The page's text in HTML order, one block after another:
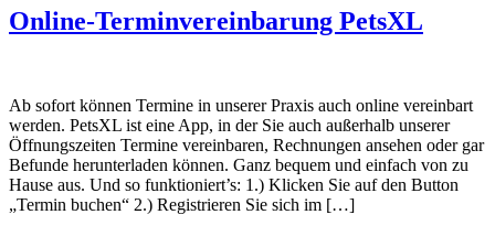
Online-Terminvereinbarung PetsXL
Ab sofort können Termine in unserer Praxis auch online vereinbart
werden. PetsXL ist eine App, in der Sie auch außerhalb unserer
Öffnungszeiten Termine vereinbaren, Rechnungen ansehen oder gar
Befunde herunterladen können. Ganz bequem und einfach von zu
Hause aus. Und so funktioniert’s: 1.) Klicken Sie auf den Button
„Termin buchen“ 2.) Registrieren Sie sich im […]